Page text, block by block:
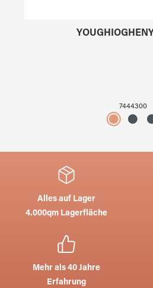
7444300
Alles auf Lager
4.000qm Lagerfläche
Mehr als 40 Jahre
Erfahrung